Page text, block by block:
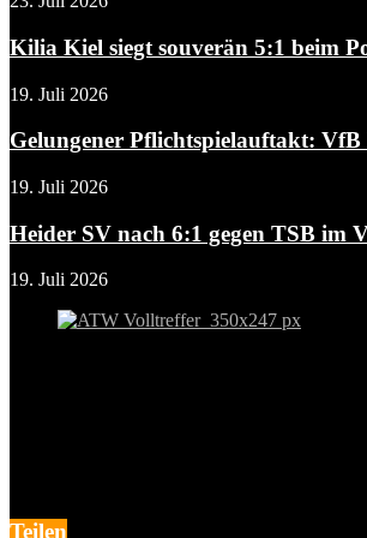
Kilia Kiel siegt souverän 5:1 beim
19. Juli 2026
Gelungener Pflichtspielauftakt:
19. Juli 2026
Heider SV nach 6:1 gegen TSB im
19. Juli 2026
Teilen